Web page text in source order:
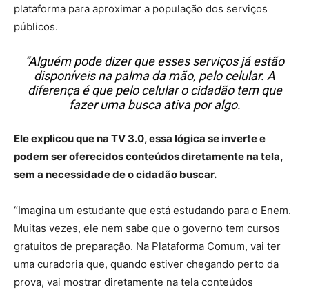
plataforma para aproximar a população dos serviços
públicos.
“Alguém pode dizer que esses serviços já estão
disponíveis na palma da mão, pelo celular. A
diferença é que pelo celular o cidadão tem que
fazer uma busca ativa por algo.
Ele explicou que na TV 3.0, essa lógica se inverte e
podem ser oferecidos conteúdos diretamente na tela,
sem a necessidade de o cidadão buscar.
“Imagina um estudante que está estudando para o Enem.
Muitas vezes, ele nem sabe que o governo tem cursos
gratuitos de preparação. Na Plataforma Comum, vai ter
uma curadoria que, quando estiver chegando perto da
prova, vai mostrar diretamente na tela conteúdos